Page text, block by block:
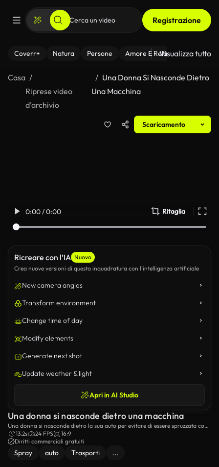
Registrazione
Coverr+ Natura Persone Amore E Relazioni Il
Visualizza tutto
Casa
Riprese video
d’archivio
Una Donna Si Nasconde Dietro
Una Macchina
Scaricamento
0:00 / 0:00 Ritaglia
Ricreare con l’IA Nuovo
Crea nuove versioni di questa inquadratura con l’intelligenza artificiale
New camera angles
Transform environment
Change time of day
Modify elements
Generate next shot
Update weather & light
Apri in AI Studio
Una donna si nasconde dietro una macchina
Una donna si nasconde dietro la sua auto per evitare di essere spruzzata con
acqua.
13.2s 24 FPS
16:9
Diritti commerciali gratuiti
Spray auto Trasporti ...